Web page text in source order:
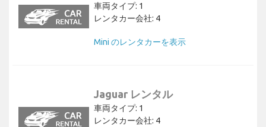
車両タイプ: 1
レンタカー会社: 4
Mini のレンタカーを表示
Jaguar レンタル
車両タイプ: 1
レンタカー会社: 4